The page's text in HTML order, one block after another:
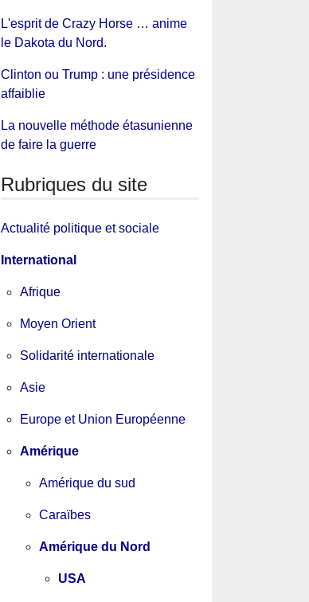
L'esprit de Crazy Horse … anime
le Dakota du Nord.
Clinton ou Trump : une présidence
affaiblie
La nouvelle méthode étasunienne
de faire la guerre
Rubriques du site
Actualité politique et sociale
International
Afrique
Moyen Orient
Solidarité internationale
Asie
Europe et Union Européenne
Amérique
Amérique du sud
Caraïbes
Amérique du Nord
USA